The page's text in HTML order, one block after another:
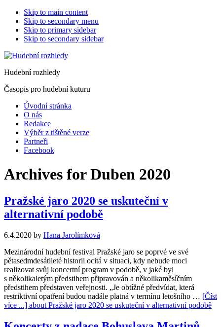
Skip to main content
Skip to secondary menu
Skip to primary sidebar
Skip to secondary sidebar
Hudební rozhledy
Časopis pro hudební kuturu
Úvodní stránka
O nás
Redakce
Výběr z tištěné verze
Partneři
Facebook
Archives for Duben 2020
Pražské jaro 2020 se uskuteční v
alternativní podobě
6.4.2020 by Hana Jarolímková
Mezinárodní hudební festival Pražské jaro se poprvé ve své
pětasedmdesátileté historii ocitá v situaci, kdy nebude moci
realizovat svůj koncertní program v podobě, v jaké byl
s několikaletým předstihem připravován a několikaměsíčním
předstihem představen veřejnosti. „Je obtížné předvídat, která
restriktivní opatření budou nadále platná v termínu letošního … [Číst
více ...] about Pražské jaro 2020 se uskuteční v alternativní podobě